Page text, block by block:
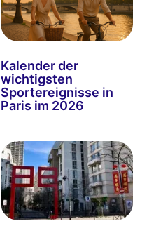
Kalender der
wichtigsten
Sportereignisse in
Paris im 2026